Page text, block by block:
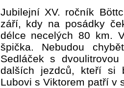
Jubilejní XV. ročník
září, kdy na posádky
délce necelých 80 km.
špička. Nebudou
Sedláček s
dalších jezdců, kteří si
Lubovi s Viktorem patří v